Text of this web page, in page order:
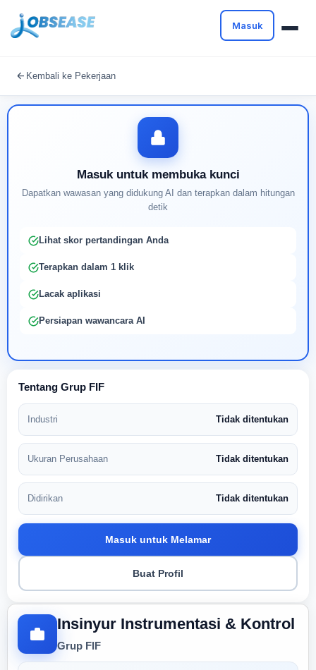
Masuk
Kembali ke Pekerjaan
Insinyur Instrumentasi & Kontrol
Grup FIF
Masuk untuk membuka kunci
Dapatkan wawasan yang didukung AI dan terapkan dalam hitungan
detik
Lihat skor pertandingan Anda
Terapkan dalam 1 klik
Lacak aplikasi
Persiapan wawancara AI
Tentang Grup FIF
Industri Tidak ditentukan
Ukuran Perusahaan Tidak ditentukan
Didirikan Tidak ditentukan
Masuk untuk Melamar
Buat Profil
Buat profil Anda untuk membuka kunci pencocokan